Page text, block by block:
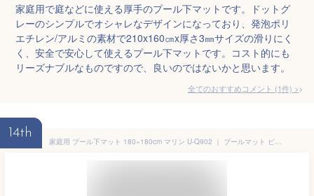
家庭用で庭などに使える厚手のプール下マットです。ドットグ
レーのシンプルでオシャレなデザインになっており、発泡ポリ
エチレン/アルミの素材で210x160㎝x厚さ3㎜サイズの滑りにく
く、安全で安心して使えるプール下マットです。コスト的にも
リーズナブルなものですので、良いのではないかと思います。
全てのおすすめコメント (1件) >
14th
家庭用 プール下マット 180×180cm マリン U-Q902 ｜ プールマット ビニールプールシート レジャーシート 敷物